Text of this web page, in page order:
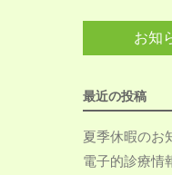
お知
最近の投稿
夏季休暇のお
電子的診療情